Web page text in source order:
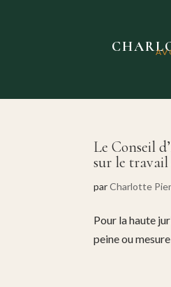
Le Conseil
sur le travail
parCharlotte
Pour la haute
peine ou